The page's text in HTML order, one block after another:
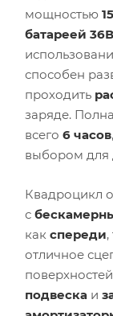
мощностью
батареей
способен
проходить
заряде.
всего 6 часов
выбором для
Квадроцикл
с
как спереди,
отличное
подвеска и